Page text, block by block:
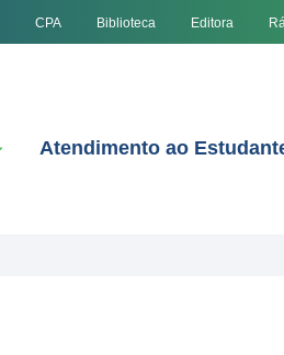
CPA Biblioteca Editora
Atendimento ao